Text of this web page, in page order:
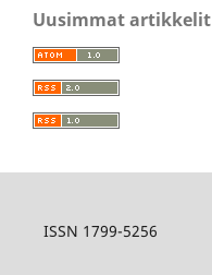
Uusimmat artikkelit
ISSN 1799-5256